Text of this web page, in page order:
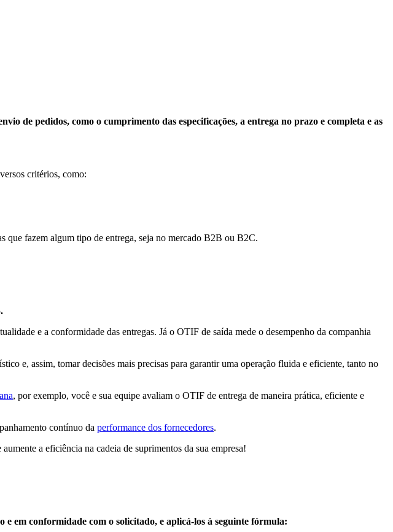
de pedidos, como o cumprimento das especificações, a entrega no prazo e completa e as
critérios, como:
que fazem algum tipo de entrega, seja no mercado B2B ou B2C.
e a conformidade das entregas. Já o OTIF de saída mede o desempenho da companhia
e, assim, tomar decisões mais precisas para garantir uma operação fluida e eficiente, tanto no
, por exemplo, você e sua equipe avaliam o OTIF de entrega de maneira prática, eficiente e
contínuo da performance dos fornecedores.
a eficiência na cadeia de suprimentos da sua empresa!
em conformidade com o solicitado, e aplicá-los à seguinte fórmula: